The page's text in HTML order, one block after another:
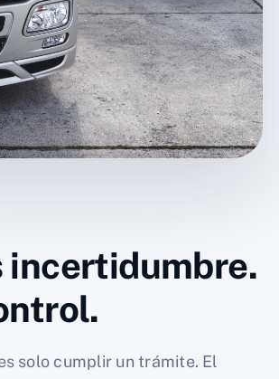
incertidumbre.
solo cumplir un trámite. El